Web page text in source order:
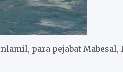
para pejabat